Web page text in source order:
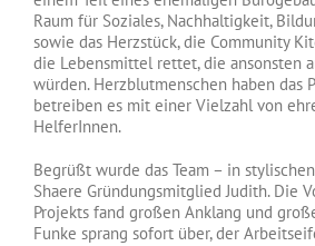
Raum für Soziales, Nachhaltigkeit,
sowie das Herzstück, die Community
die Lebensmittel rettet, die ansonsten
würden. Herzblutmenschen haben das
betreiben es mit einer Vielzahl von
HelferInnen.
Begrüßt wurde das Team – in
Shaere Gründungsmitglied Judith. Die
Projekts fand großen Anklang und
Funke sprang sofort über, der